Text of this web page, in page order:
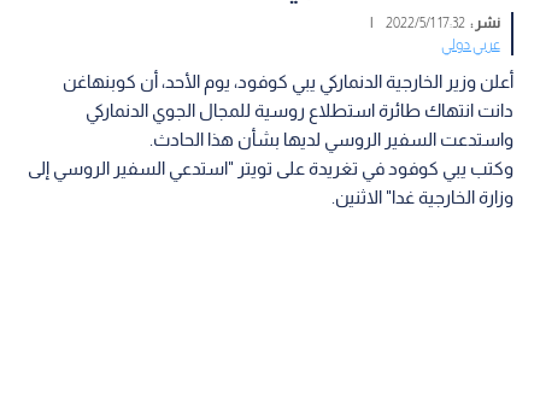
نشر :17:32 2022/5/1
|
عربي دولي
أعلن وزير الخارجية الدنماركي يبي كوفود، يوم الأحد، أن كوبنهاغن
دانت انتهاك طائرة استطلاع روسية للمجال الجوي الدنماركي
واستدعت السفير الروسي لديها بشأن هذا الحادث.
وكتب يبي كوفود في تغريدة على تويتر "استدعي السفير الروسي إلى
وزارة الخارجية غدا" الاثنين.